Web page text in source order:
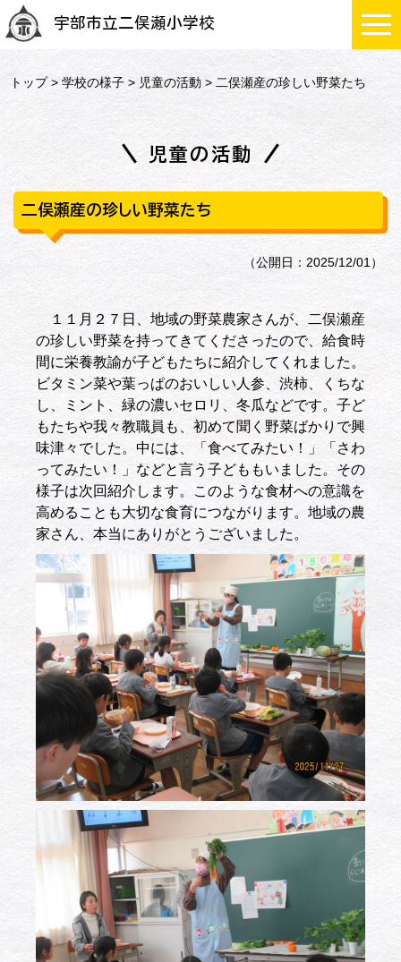
宇部市立二俣瀬小学校
トップ>学校の様子 > 児童の活動 > 二俣瀬産の珍しい野菜たち
児童の活動
二俣瀬産の珍しい野菜たち
（公開日：2025/12/01）
１１月２７日、地域の野菜農家さんが、二俣瀬産
の珍しい野菜を持ってきてくださったので、給食時
間に栄養教諭が子どもたちに紹介してくれました。
ビタミン菜や葉っぱのおいしい人参、渋柿、くちな
し、ミント、緑の濃いセロリ、冬瓜などです。子ど
もたちや我々教職員も、初めて聞く野菜ばかりで興
味津々でした。中には、「食べてみたい！」「さわ
ってみたい！」などと言う子どももいました。その
様子は次回紹介します。このような食材への意識を
高めることも大切な食育につながります。地域の農
家さん、本当にありがとうございました。